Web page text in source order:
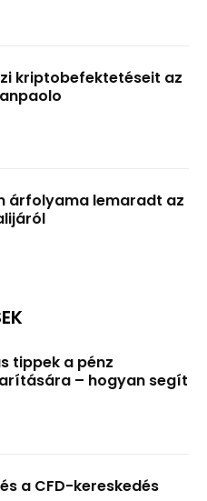
kriptobefektetéseit az
árfolyama lemaradt az
tippek a pénz
– hogyan segít
a CFD-kereskedés